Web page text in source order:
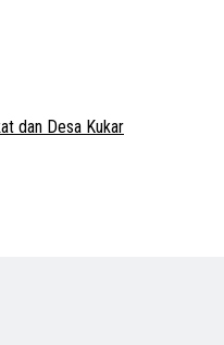
dan Desa Kukar